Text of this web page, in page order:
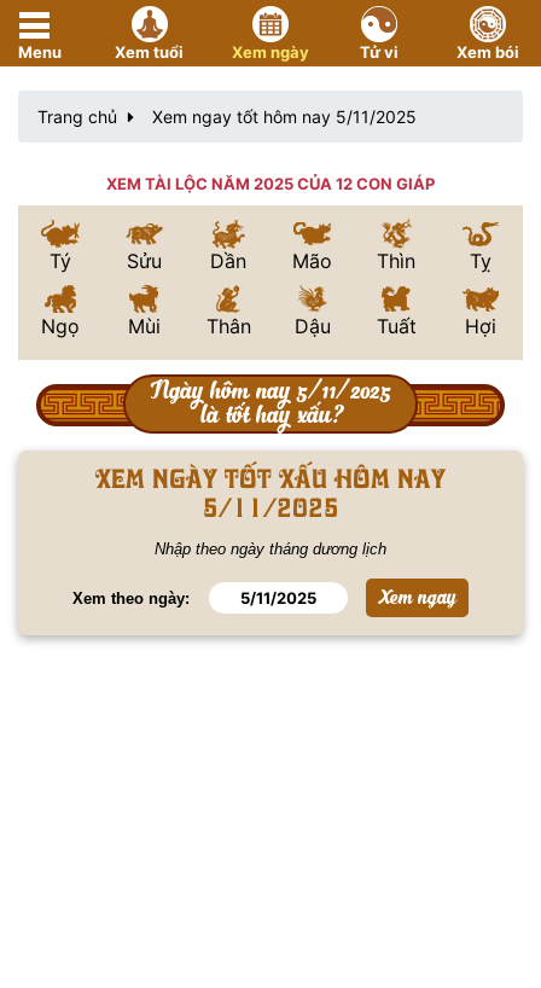
Menu Xem tuổi Xem ngày Tử vi Xem bói
Trang chủ Xem ngay tốt hôm nay 5/11/2025
XEM TÀI LỘC NĂM 2025 CỦA 12 CON GIÁP
Tý Sửu Dần Mão Thìn Tỵ
Ngọ Mùi Thân Dậu Tuất Hợi
Ngày hôm nay 5/11/2025
là tốt hay xấu?
Xem ngày tốt xấu hôm nay
5/11/2025
Nhập theo ngày tháng dương lịch
Xem theo ngày: